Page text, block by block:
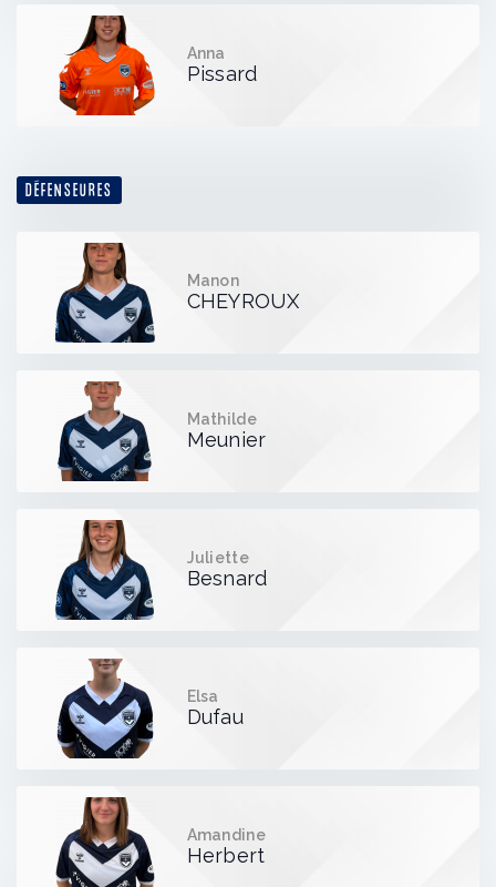
Anna
Pissard
DÉFENSEURES
Manon
CHEYROUX
Mathilde
Meunier
Juliette
Besnard
Elsa
Dufau
Amandine
Herbert